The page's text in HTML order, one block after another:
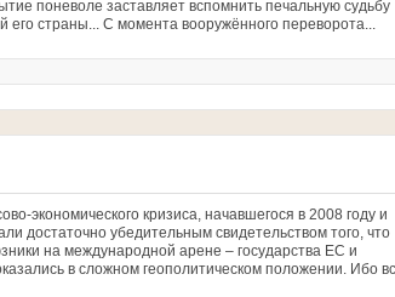
поневоле заставляет вспомнить печальную судьбу
его страны... С момента вооружённого переворота...
экономического кризиса, начавшегося в 2008 году и
достаточно убедительным свидетельством того, что
на международной арене – государства ЕС и
в сложном геополитическом положении. Ибо